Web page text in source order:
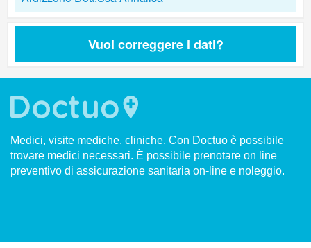
Vuoi correggere i dati?
Medici, visite mediche, cliniche. Con Doctuo è possibile
trovare medici necessari. È possibile prenotare on line
preventivo di assicurazione sanitaria on-line e noleggio.